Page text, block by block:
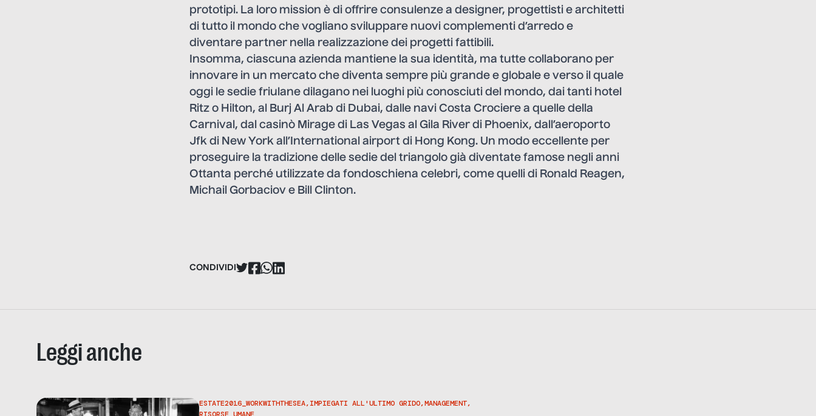
prototipi. La loro mission è di offrire consulenze a designer, progettisti e architetti
di tutto il mondo che vogliano sviluppare nuovi complementi d’arredo e
diventare partner nella realizzazione dei progetti fattibili.
Insomma, ciascuna azienda mantiene la sua identità, ma tutte collaborano per
innovare in un mercato che diventa sempre più grande e globale e verso il quale
oggi le sedie friulane dilagano nei luoghi più conosciuti del mondo, dai tanti hotel
Ritz o Hilton, al Burj Al Arab di Dubai, dalle navi Costa Crociere a quelle della
Carnival, dal casinò Mirage di Las Vegas al Gila River di Phoenix, dall’aeroporto
Jfk di New York all’International airport di Hong Kong. Un modo eccellente per
proseguire la tradizione delle sedie del triangolo già diventate famose negli anni
Ottanta perché utilizzate da fondoschiena celebri, come quelli di Ronald Reagen,
Michail Gorbaciov e Bill Clinton.
CONDIVIDI
Leggi anche
ESTATE2016_WORKWITHTHESEA,IMPIEGATI ALL'ULTIMO GRIDO,MANAGEMENT,
RISORSE UMANE